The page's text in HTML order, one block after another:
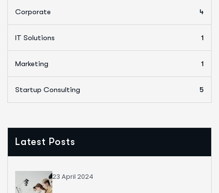
Corporate 4
IT Solutions 1
Marketing 1
Startup Consulting 5
Latest Posts
23 April 2024